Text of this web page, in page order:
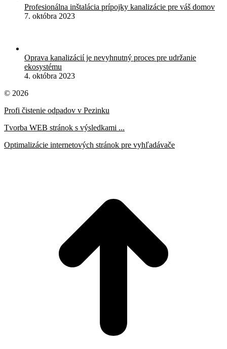
Profesionálna inštalácia prípojky kanalizácie pre váš domov
7. októbra 2023
Oprava kanalizácií je nevyhnutný proces pre udržanie
ekosystému
4. októbra 2023
© 2026
Profi čistenie odpadov v Pezinku
Tvorba WEB stránok s výsledkami ...
Optimalizácie internetových stránok pre vyhľadávače